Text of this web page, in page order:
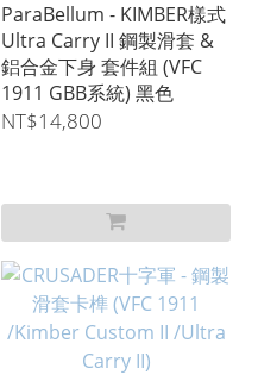
ParaBellum - KIMBER樣式
Ultra Carry II 鋼製滑套 &
鋁合金下身 套件組 (VFC
1911 GBB系統) 黑色
NT$14,800